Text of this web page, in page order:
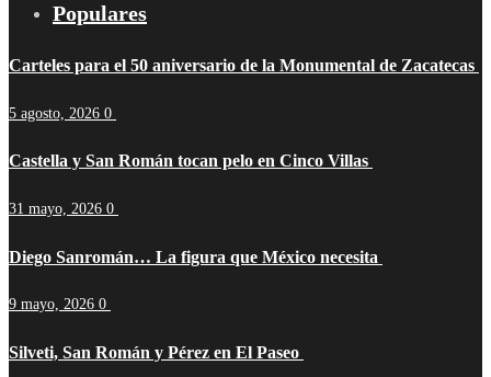
Populares
Carteles para el 50 aniversario de la Monumental de Zacatecas
5 agosto, 2026 0
Castella y San Román tocan pelo en Cinco Villas
31 mayo, 2026 0
Diego Sanromán… La figura que México necesita
9 mayo, 2026 0
Silveti, San Román y Pérez en El Paseo